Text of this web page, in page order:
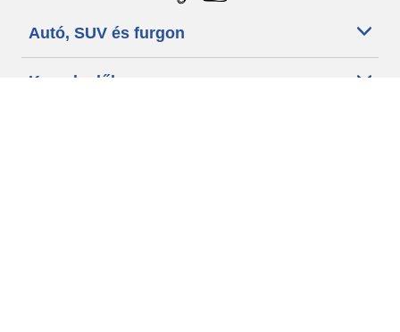
Autó, SUV és furgon
Kereskedők